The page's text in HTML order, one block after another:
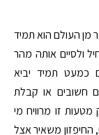
מן העולם הוא תמיד
ולסיים אותה מהר
כמעט תמיד יביא
חשובים או קבלת
זו מרוויח מי
החיפזון משאיר אצל